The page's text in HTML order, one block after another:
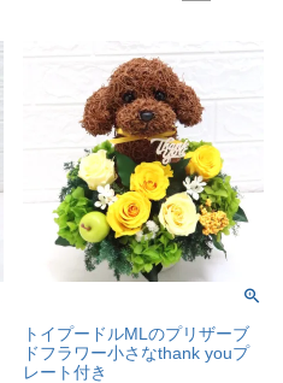
トイプードルMLのプリザーブ
ドフラワー小さなthank youプ
レート付き